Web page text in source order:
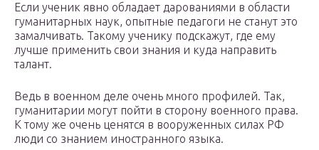
Если ученик явно обладает дарованиями в области
гуманитарных наук, опытные педагоги не станут это
замалчивать. Такому ученику подскажут, где ему
лучше применить свои знания и куда направить
талант.
Ведь в военном деле очень много профилей. Так,
гуманитарии могут пойти в сторону военного права.
К тому же очень ценятся в вооруженных силах РФ
люди со знанием иностранного языка.